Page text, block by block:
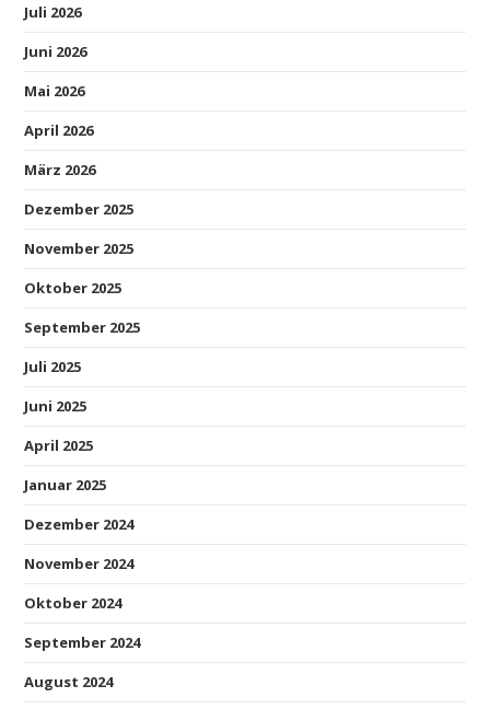
Juli 2026
Juni 2026
Mai 2026
April 2026
März 2026
Dezember 2025
November 2025
Oktober 2025
September 2025
Juli 2025
Juni 2025
April 2025
Januar 2025
Dezember 2024
November 2024
Oktober 2024
September 2024
August 2024